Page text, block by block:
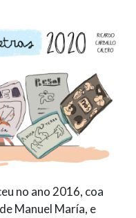
no ano 2016, coa
Manuel María, e